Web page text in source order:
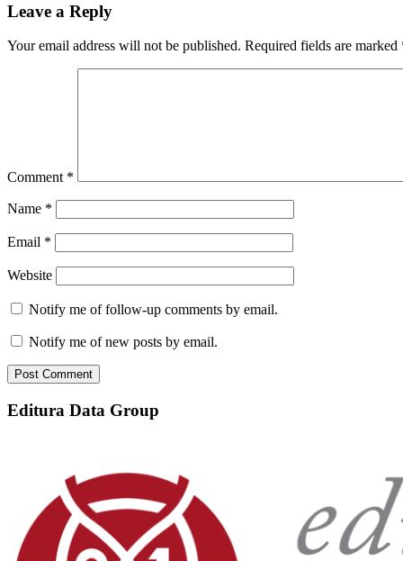
Leave a Reply
Your email address will not be published. Required fields are marked
Comment *
Name *
Email *
Website
Notify me of follow-up comments by email.
Notify me of new posts by email.
Editura Data Group